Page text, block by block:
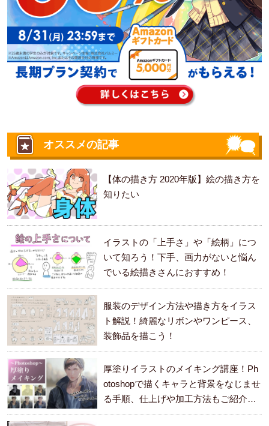
オススメの記事
【体の描き方 2020年版】絵の描き方を
知りたい
イラストの「上手さ」や「絵柄」につ
いて知ろう！下手、画力がないと悩ん
でいる絵描きさんにおすすめ！
服装のデザイン方法や描き方をイラス
ト解説！綺麗なリボンやワンピース、
装飾品を描こう！
厚塗りイラストのメイキング講座！Ph
otoshopで描くキャラと背景をなじませ
る手順、仕上げや加工方法もご紹介し
ます。